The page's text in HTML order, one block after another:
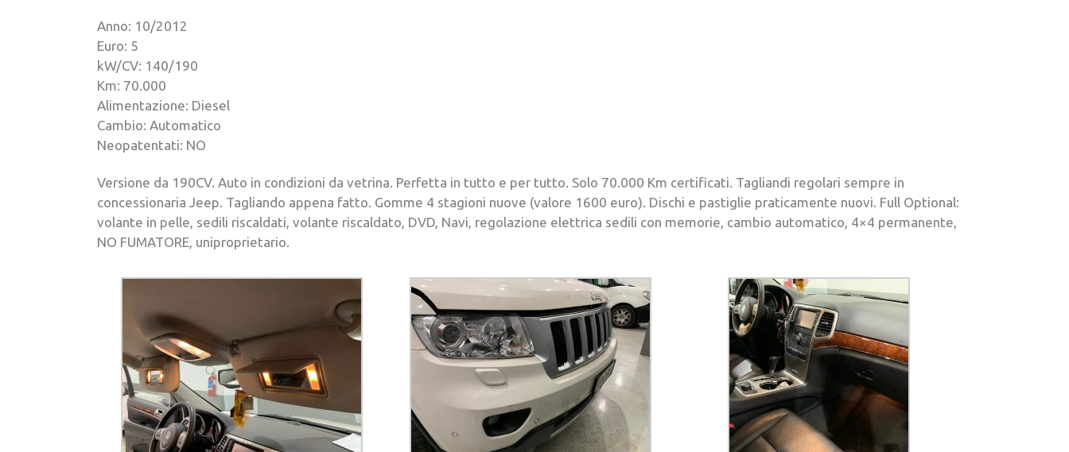
Anno: 10/2012
Euro: 5
kW/CV: 140/190
Km: 70.000
Alimentazione: Diesel
Cambio: Automatico
Neopatentati: NO
Versione da 190CV. Auto in condizioni da vetrina. Perfetta in tutto e per tutto. Solo 70.000 Km certificati. Tagliandi regolari sempre in
concessionaria Jeep. Tagliando appena fatto. Gomme 4 stagioni nuove (valore 1600 euro). Dischi e pastiglie praticamente nuovi. Full Optional:
volante in pelle, sedili riscaldati, volante riscaldato, DVD, Navi, regolazione elettrica sedili con memorie, cambio automatico, 4×4 permanente,
NO FUMATORE, uniproprietario.